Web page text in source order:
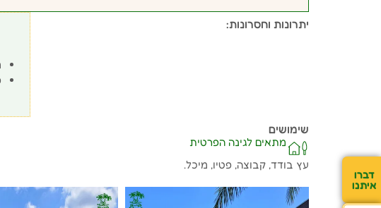
יתרונות וחסרונות:
שימושים
מתאים לגינה הפרטית
עץ בודד, קבוצה, פטיו, מיכל.
דברו
איתנו